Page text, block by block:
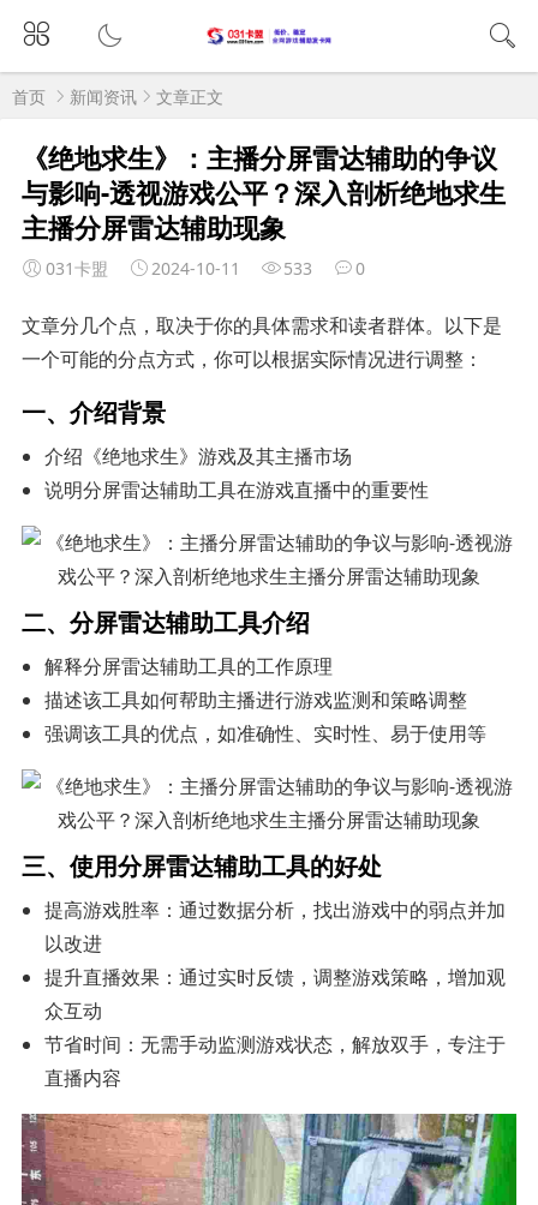
首页 新闻资讯 文章正文
《绝地求生》：主播分屏雷达辅助的争议
与影响-透视游戏公平？深入剖析绝地求生
主播分屏雷达辅助现象
031卡盟 2024-10-11 533 0
文章分几个点，取决于你的具体需求和读者群体。以下是
一个可能的分点方式，你可以根据实际情况进行调整：
一、介绍背景
介绍《绝地求生》游戏及其主播市场
说明分屏雷达辅助工具在游戏直播中的重要性
二、分屏雷达辅助工具介绍
解释分屏雷达辅助工具的工作原理
描述该工具如何帮助主播进行游戏监测和策略调整
强调该工具的优点，如准确性、实时性、易于使用等
三、使用分屏雷达辅助工具的好处
提高游戏胜率：通过数据分析，找出游戏中的弱点并加
以改进
提升直播效果：通过实时反馈，调整游戏策略，增加观
众互动
节省时间：无需手动监测游戏状态，解放双手，专注于
直播内容